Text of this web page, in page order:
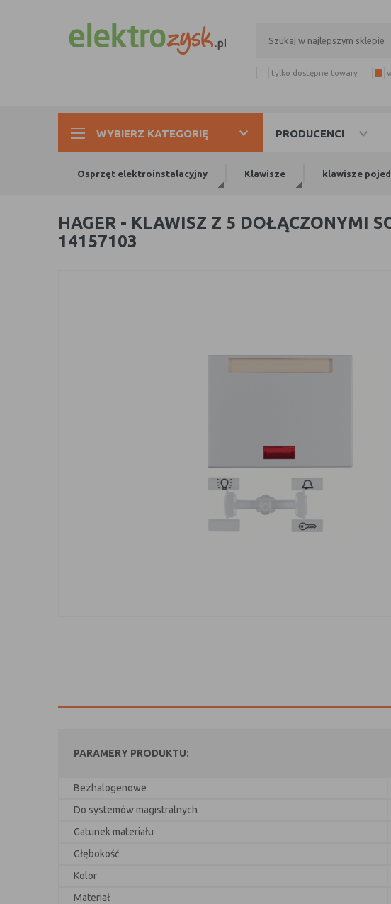
tylko dostępne towary
WYBIERZ KATEGORIĘ PRODUCENCI
Osprzęt elektroinstalacyjny Klawisze klawisze
HAGER - KLAWISZ Z 5 DOŁĄCZONYMI
14157103
PARAMERY PRODUKTU:
Bezhalogenowe
Do systemów magistralnych
Gatunek materiału
Głębokość
Kolor
Materiał